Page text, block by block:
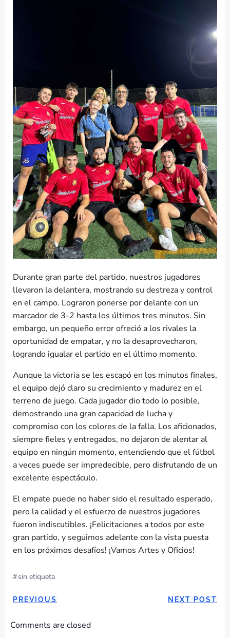
Durante gran parte del partido, nuestros jugadores
llevaron la delantera, mostrando su destreza y control
en el campo. Lograron ponerse por delante con un
marcador de 3-2 hasta los últimos tres minutos. Sin
embargo, un pequeño error ofreció a los rivales la
oportunidad de empatar, y no la desaprovecharon,
logrando igualar el partido en el último momento.
Aunque la victoria se les escapó en los minutos finales,
el equipo dejó claro su crecimiento y madurez en el
terreno de juego. Cada jugador dio todo lo posible,
demostrando una gran capacidad de lucha y
compromiso con los colores de la falla. Los aficionados,
siempre fieles y entregados, no dejaron de alentar al
equipo en ningún momento, entendiendo que el fútbol
a veces puede ser impredecible, pero disfrutando de un
excelente espectáculo.
El empate puede no haber sido el resultado esperado,
pero la calidad y el esfuerzo de nuestros jugadores
fueron indiscutibles. ¡Felicitaciones a todos por este
gran partido, y seguimos adelante con la vista puesta
en los próximos desafíos! ¡Vamos Artes y Oficios!
#sin etiqueta
NAVEGACIÓN
POR
PREVIOUS NEXT POST
Comments are closed